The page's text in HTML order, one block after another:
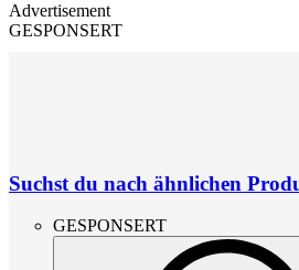
Advertisement
GESPONSERT
Suchst du nach ähnlichen
GESPONSERT